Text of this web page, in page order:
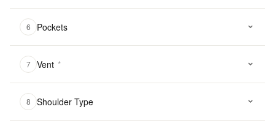
6 Pockets
7 Vent *
8 Shoulder Type